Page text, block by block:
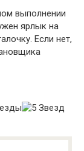
выполнении
ярлык на
Если нет,